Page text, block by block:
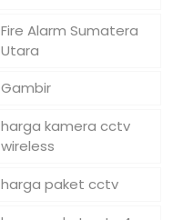
Fire Alarm Sumatera
Utara
Gambir
harga kamera cctv
wireless
harga paket cctv